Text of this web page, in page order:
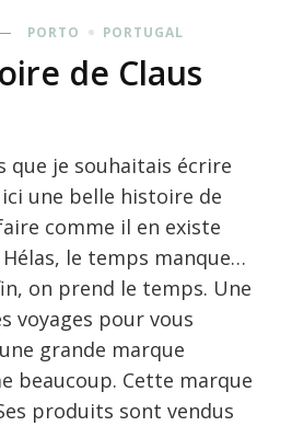
PORTO PORTUGAL
de Claus
que je souhaitais écrire
une belle histoire de
comme il en existe
Hélas, le temps manque…
on prend le temps. Une
voyages pour vous
grande marque
beaucoup. Cette marque
produits sont vendus